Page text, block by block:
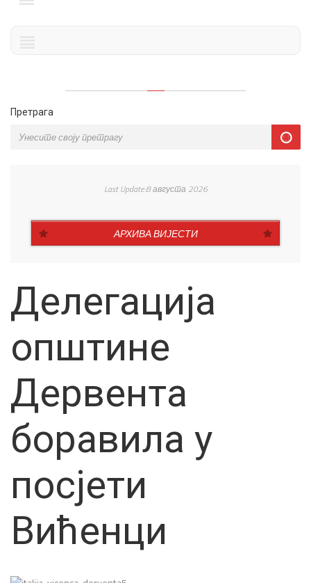
Претрага
Last Update:8 августа 2026
АРХИВА ВИЈЕСТИ
Делегација
општине
Дервента
боравила у
посјети
Вићенци